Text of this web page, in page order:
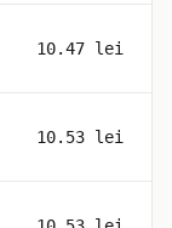
10.47 lei
10.53 lei